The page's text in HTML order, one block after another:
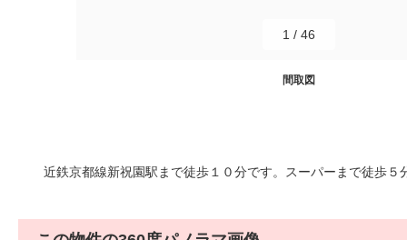
間取図
1 / 46
近鉄京都線新祝園駅まで徒歩１０分です。スーパーまで徒歩